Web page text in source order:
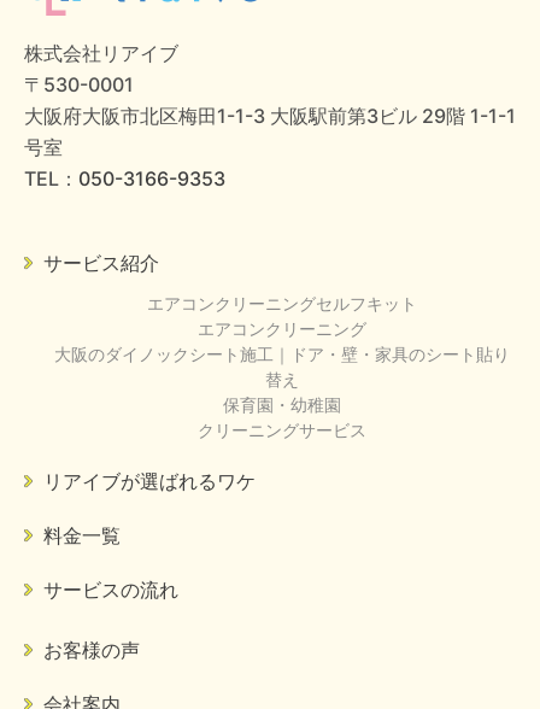
株式会社リアイブ
〒530-0001
大阪府大阪市北区梅田1-1-3 大阪駅前第3ビル 29階 1-1-1
号室
TEL： 050-3166-9353
サービス紹介
エアコンクリーニングセルフキット
エアコンクリーニング
大阪のダイノックシート施工｜ドア・壁・家具のシート貼り
替え
保育園・幼稚園
クリーニングサービス
リアイブが選ばれるワケ
料金一覧
サービスの流れ
お客様の声
会社案内